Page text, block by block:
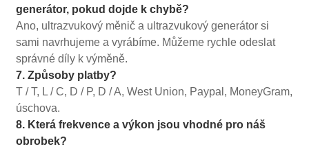
generátor, pokud dojde k chybě?
Ano, ultrazvukový měnič a ultrazvukový generátor si
sami navrhujeme a vyrábíme. Můžeme rychle odeslat
správné díly k výměně.
7. Způsoby platby?
T / T, L / C, D / P, D / A, West Union, Paypal, MoneyGram,
úschova.
8. Která frekvence a výkon jsou vhodné pro náš
obrobek?